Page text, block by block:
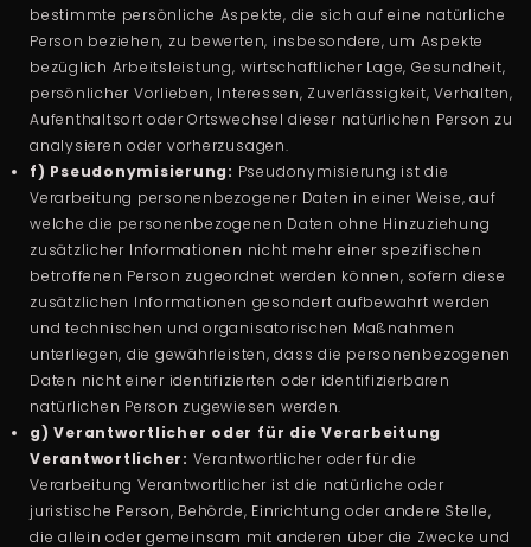
bestimmte persönliche Aspekte, die sich auf eine natürliche
Person beziehen, zu bewerten, insbesondere, um Aspekte
bezüglich Arbeitsleistung, wirtschaftlicher Lage, Gesundheit,
persönlicher Vorlieben, Interessen, Zuverlässigkeit, Verhalten,
Aufenthaltsort oder Ortswechsel dieser natürlichen Person zu
analysieren oder vorherzusagen.
f) Pseudonymisierung: Pseudonymisierung ist die
Verarbeitung personenbezogener Daten in einer Weise, auf
welche die personenbezogenen Daten ohne Hinzuziehung
zusätzlicher Informationen nicht mehr einer spezifischen
betroffenen Person zugeordnet werden können, sofern diese
zusätzlichen Informationen gesondert aufbewahrt werden
und technischen und organisatorischen Maßnahmen
unterliegen, die gewährleisten, dass die personenbezogenen
Daten nicht einer identifizierten oder identifizierbaren
natürlichen Person zugewiesen werden.
g) Verantwortlicher oder für die Verarbeitung
Verantwortlicher: Verantwortlicher oder für die
Verarbeitung Verantwortlicher ist die natürliche oder
juristische Person, Behörde, Einrichtung oder andere Stelle,
die allein oder gemeinsam mit anderen über die Zwecke und